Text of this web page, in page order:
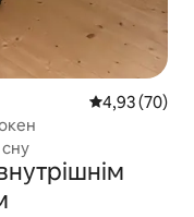
Середня
4,93 (70)
сну